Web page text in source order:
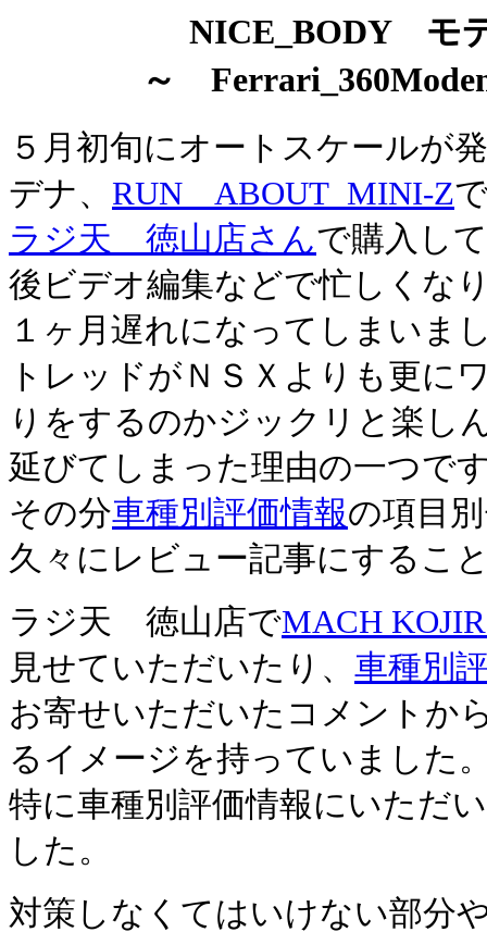
NICE_BODY モ
～
５月初旬にオートスケールが
デナ、 RUN ABOUT_MINI-Z
ラジ天 徳山店さんで購入し
後ビデオ編集などで忙しくな
１ヶ月遅れになってしまいま
トレッドがＮＳＸよりも更に
りをするのかジックリと楽し
延びてしまった理由の一つで
その分車種別評価情報の項目
久々にレビュー記事にするこ
ラジ天 徳山店でMACH
見せていただいたり、 車種別
お寄せいただいたコメントか
るイメージを持っていました
特に車種別評価情報にいただ
した。
対策しなくてはいけない部分